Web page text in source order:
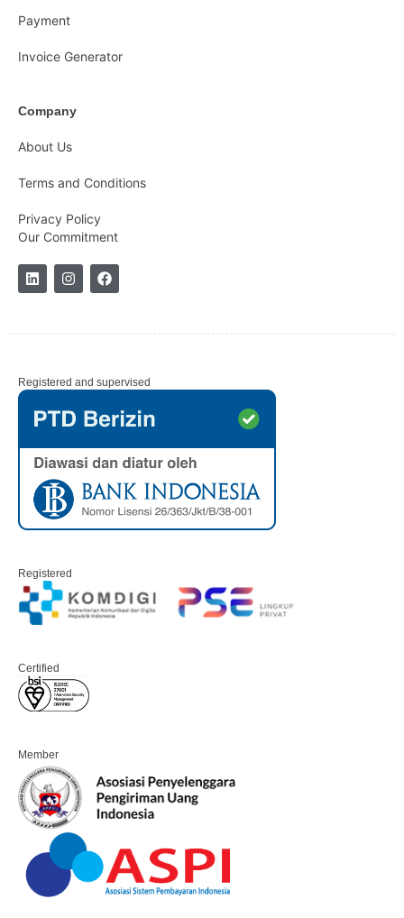
Payment
Invoice Generator
Company
About Us
Terms and Conditions
Privacy Policy
Our Commitment
Registered and supervised
Registered
Certified
Member